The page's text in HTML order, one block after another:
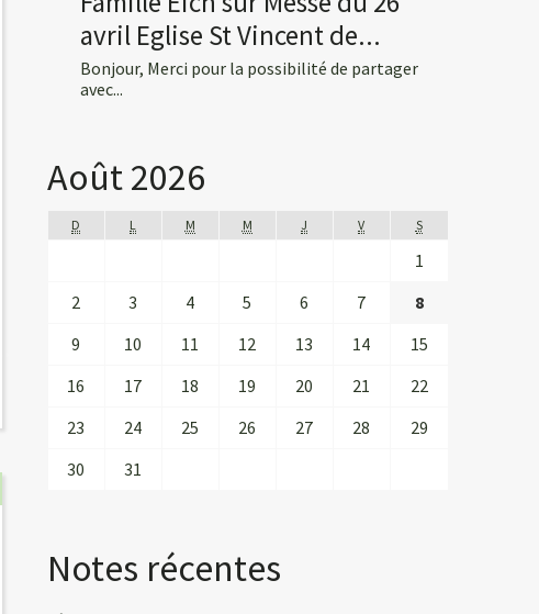
avril Eglise St Vincent de...
Bonjour, Merci pour la possibilité de partager
avec...
Août 2026
D L M M J V S
1
2
3 4 5 6 7
8
9
10 11 12 13 14
15
16
17 18 19 20 21
22
23
24 25 26 27 28
29
30
31
Notes récentes